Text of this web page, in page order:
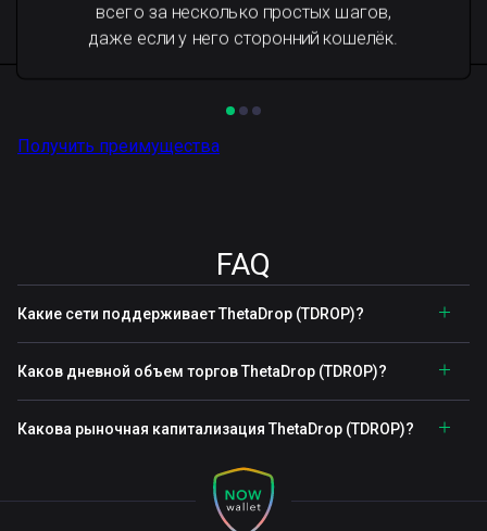
всего за несколько простых шагов,
даже если у него сторонний кошелёк.
Получить преимущества
FAQ
Какие сети поддерживает ThetaDrop (TDROP)?
Каков дневной объем торгов ThetaDrop (TDROP)?
Какова рыночная капитализация ThetaDrop (TDROP)?